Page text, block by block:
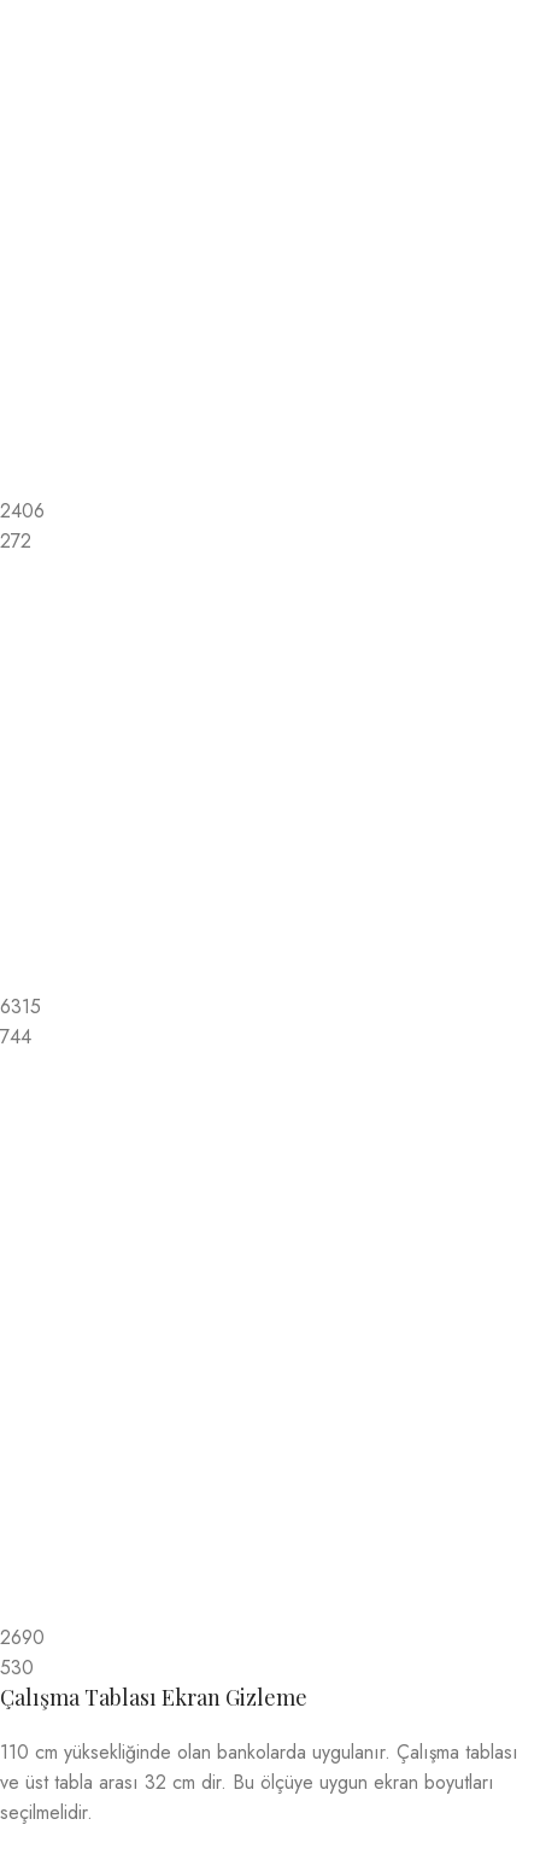
2406
272
6315
744
2690
530
Çalışma Tablası Ekran Gizleme
110 cm yüksekliğinde olan bankolarda uygulanır. Çalışma tablası
ve üst tabla arası 32 cm dir. Bu ölçüye uygun ekran boyutları
seçilmelidir.